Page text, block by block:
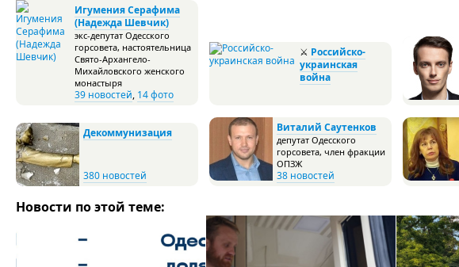
Игумения Серафима
(Надежда Шевчик)
экс-депутат Одесского
горсовета, настоятельница
Свято-Архангело-
Михайловского женского
монастыря
39 новостей, 14 фото
⚔ Российско-
украинская
война
Декоммунизация
380 новостей
Виталий Саутенков
депутат Одесского
горсовета, член фракции
ОПЗЖ
38 новостей
Новости по этой теме: